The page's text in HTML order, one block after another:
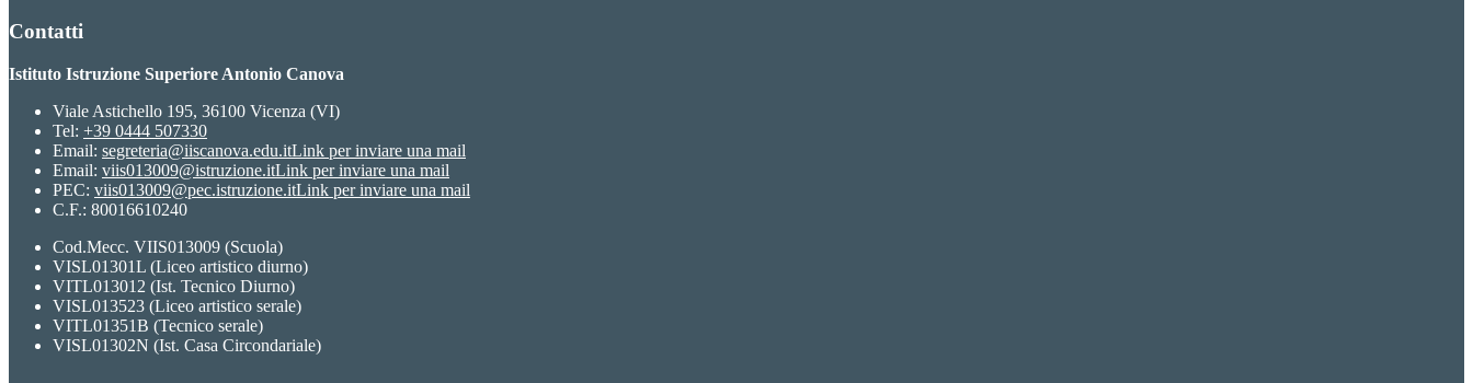
Contatti
Istituto Istruzione Superiore Antonio Canova
Viale Astichello 195, 36100 Vicenza (VI)
Tel: +39 0444 507330
Email: segreteria@iiscanova.edu.itLink per inviare una mail
Email: viis013009@istruzione.itLink per inviare una mail
PEC: viis013009@pec.istruzione.itLink per inviare una mail
C.F.: 80016610240
Cod.Mecc. VIIS013009 (Scuola)
VISL01301L (Liceo artistico diurno)
VITL013012 (Ist. Tecnico Diurno)
VISL013523 (Liceo artistico serale)
VITL01351B (Tecnico serale)
VISL01302N (Ist. Casa Circondariale)